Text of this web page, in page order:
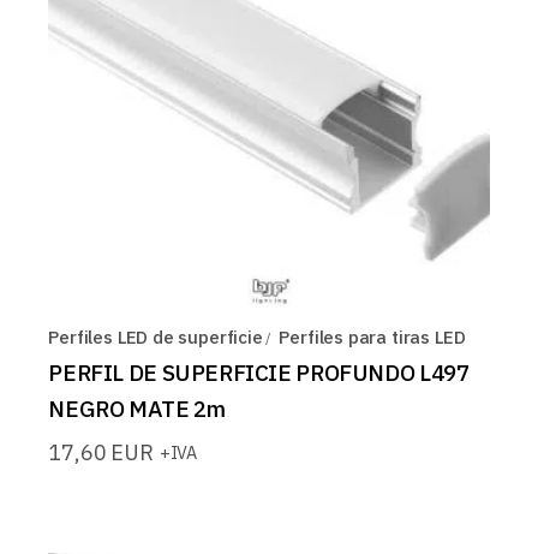
Perfiles LED de superficie Perfiles para tiras LED
PERFIL DE SUPERFICIE PROFUNDO L497
NEGRO MATE 2m
17,60 EUR +IVA